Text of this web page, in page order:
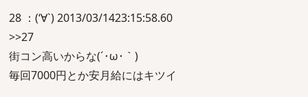
28 ：(‘∀`) 2013/03/1423:15:58.60
>>27
街コン高いからな(´･ω･｀)
毎回7000円とか安月給にはキツイ